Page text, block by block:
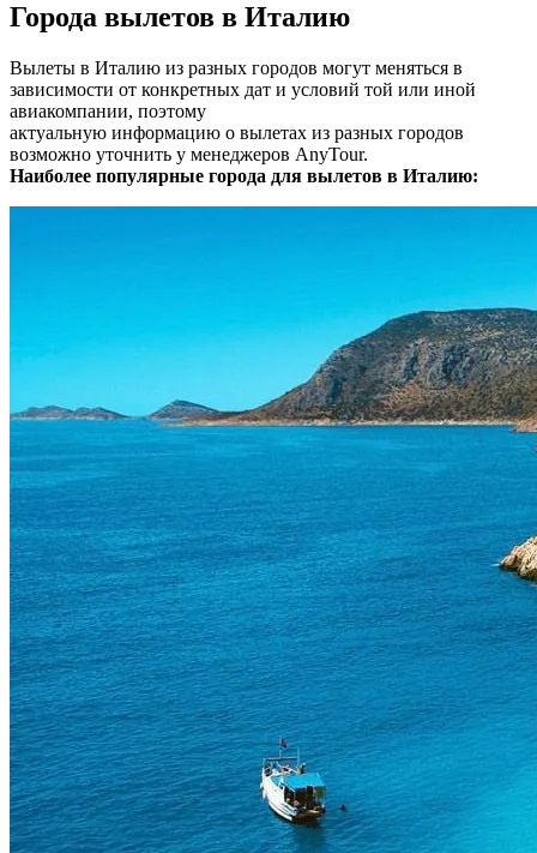
Города вылетов в Италию
Вылеты в Италию из разных городов могут меняться в
зависимости от конкретных дат и условий той или иной
авиакомпании, поэтому
актуальную информацию о вылетах из разных городов
возможно уточнить у менеджеров AnyTour.
Наиболее популярные города для вылетов в Италию: